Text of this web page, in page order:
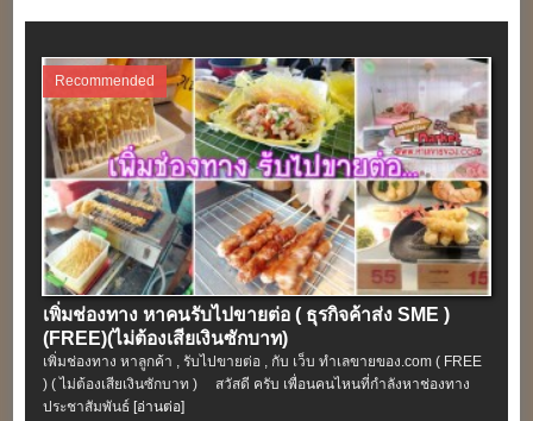
Recommended
เพิ่มช่องทาง หาคนรับไปขายต่อ ( ธุรกิจค้าส่ง SME )
(FREE)(ไม่ต้องเสียเงินซักบาท)
เพิ่มช่องทาง หาลูกค้า , รับไปขายต่อ , กับ เว็บ ทำเลขายของ.com ( FREE
) ( ไม่ต้องเสียเงินซักบาท ) สวัสดี ครับ เพื่อนคนไหนที่กำลังหาช่องทาง
ประชาสัมพันธ์ [อ่านต่อ]